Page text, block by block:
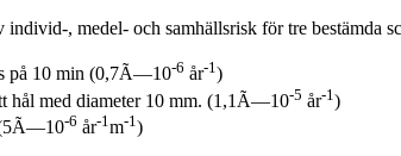
, medel- och samhällsrisk för tre bestämda
på 10 min (0,7Ã—10-6 år-1)
hål med diameter 10 mm. (1,1Ã—10-5 år-1 )
(5Ã—10-6 år-1 m-1 )